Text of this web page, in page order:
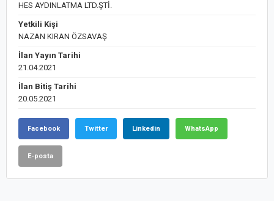
HES AYDINLATMA LTD.ŞTİ.
Yetkili Kişi
NAZAN KIRAN ÖZSAVAŞ
İlan Yayın Tarihi
21.04.2021
İlan Bitiş Tarihi
20.05.2021
Facebook Twitter Linkedin WhatsApp
E-posta